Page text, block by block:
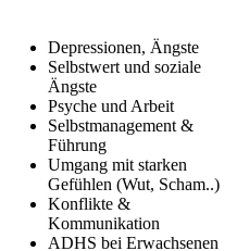
Depressionen, Ängste
Selbstwert und soziale
Ängste
Psyche und Arbeit
Selbstmanagement &
Führung
Umgang mit starken
Gefühlen (Wut, Scham..)
Konflikte &
Kommunikation
ADHS bei Erwachsenen